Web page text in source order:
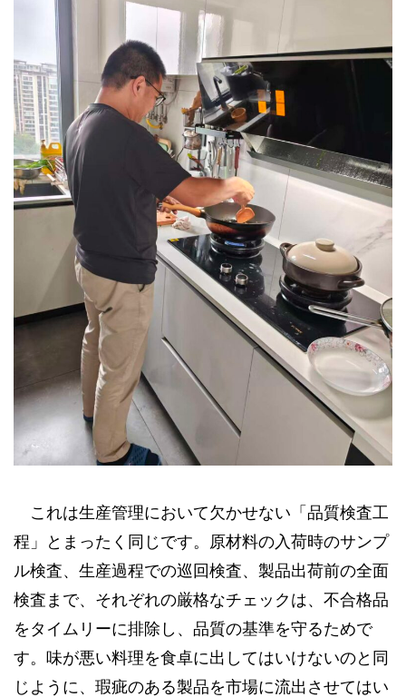
これは生産管理において欠かせない「品質検査工
程」とまったく同じです。原材料の入荷時のサンプ
ル検査、生産過程での巡回検査、製品出荷前の全面
検査まで、それぞれの厳格なチェックは、不合格品
をタイムリーに排除し、品質の基準を守るためで
す。味が悪い料理を食卓に出してはいけないのと同
じように、瑕疵のある製品を市場に流出させてはい